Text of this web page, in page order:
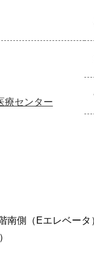
療センター
側（Eエレベータ